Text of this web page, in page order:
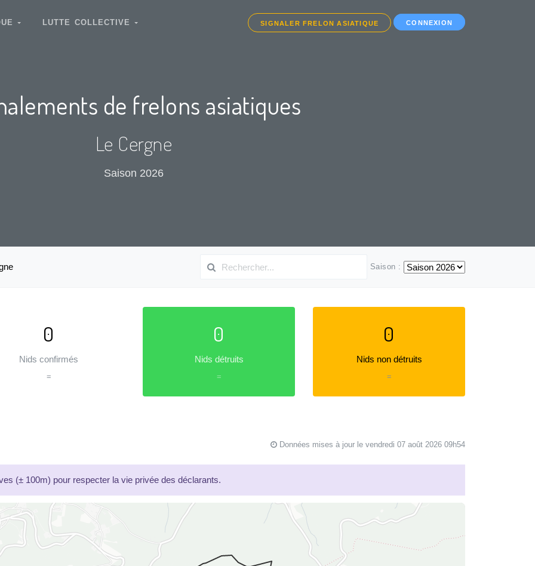
LUTTE COLLECTIVE SIGNALER FRELON ASIATIQUE CONNEXION
de frelons asiatiques
Le Cergne
Saison 2026
Saison :
0
Nids confirmés
=
0
Nids détruits
=
0
Nids non détruits
=
Données mises à jour le vendredi 07 août 2026 09h54
(± 100m) pour respecter la vie privée des déclarants.